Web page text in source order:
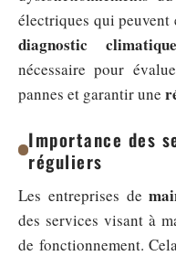
électriques qui peuvent
diagnostic
nécessaire pour
pannes et garantir une
Importance des
réguliers
Les entreprises de
des services visant à
de fonctionnement.